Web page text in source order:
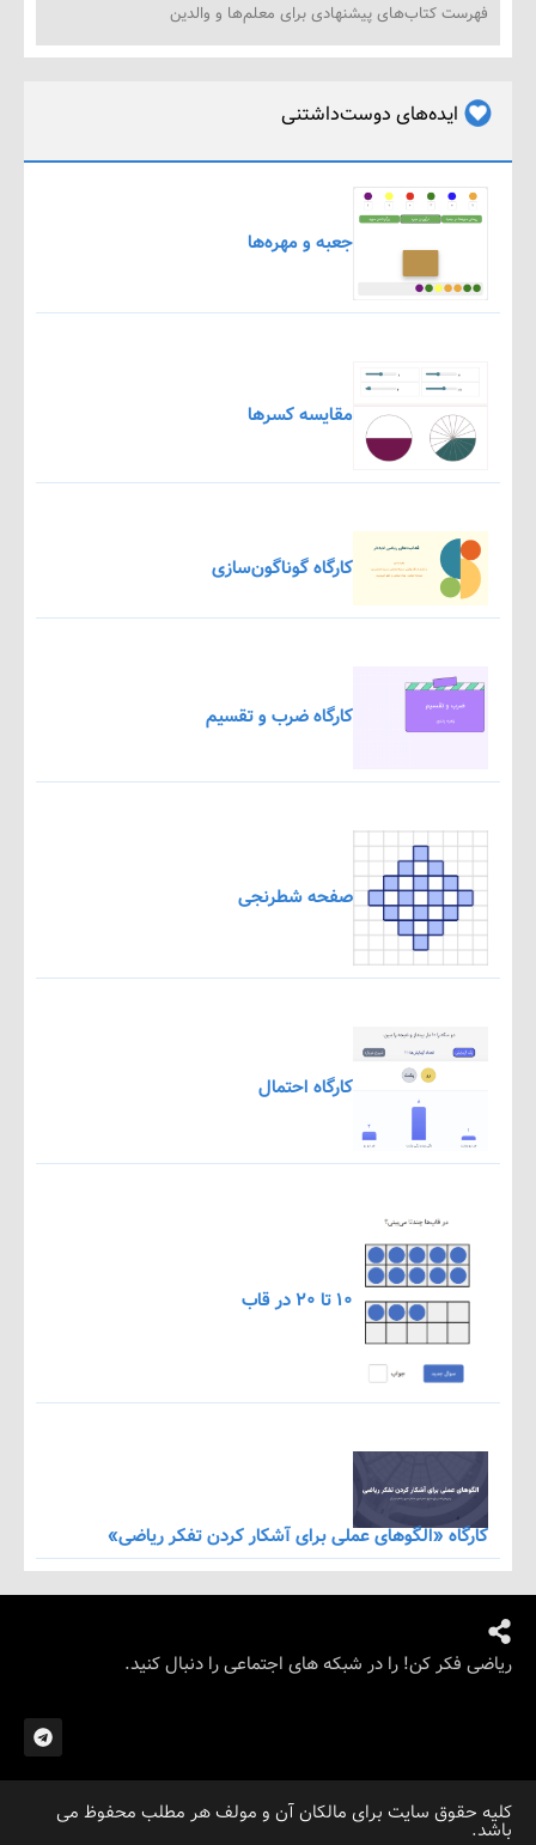
کتاب‌های پیشنهادی برای معلم‌ها و والدین
ایده‌های دوست‌داشتنی
جعبه و مهره‌ها
مقایسه کسرها
کارگاه گوناگون‌سازی
کارگاه ضرب و تقسیم
صفحه شطرنجی
کارگاه احتمال
۱۰ تا ۲۰ در قاب
«الگوهای عملی برای آشکار کردن تفکر ریاضی»
کن! را در شبکه های اجتماعی را دنبال کنید.
سایت برای مالکان آن و مولف هر مطلب محفوظ می